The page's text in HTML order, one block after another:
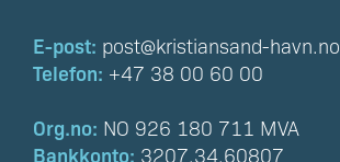
E-post: post@kristiansand-havn.no
Telefon: +47 38 00 60 00
Org.no: NO 926 180 711 MVA
Bankkonto: 3207.34.60807